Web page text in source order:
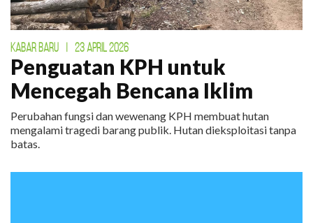
KABAR BARU 23 APRIL 2026
Penguatan KPH untuk
Mencegah Bencana Iklim
Perubahan fungsi dan wewenang KPH membuat hutan
mengalami tragedi barang publik. Hutan dieksploitasi tanpa
batas.